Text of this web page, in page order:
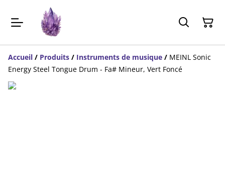
Accueil / Produits / Instruments de musique / MEINL Sonic
Energy Steel Tongue Drum - Fa# Mineur, Vert Foncé